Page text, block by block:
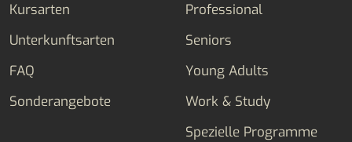
Kursarten
Unterkunftsarten
FAQ
Sonderangebote
Professional
Seniors
Young Adults
Work & Study
Spezielle Programme